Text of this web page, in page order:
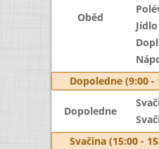
Oběd
Jídlo
Dopoledne (9:00 -
Dopoledne
Svačina (15:00 -